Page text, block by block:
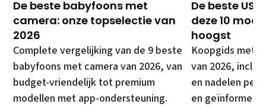
De beste babyfoons met
camera: onze topselectie van
2026
Complete vergelijking van de 9 beste
babyfoons met camera van 2026, van
budget-vriendelijk tot premium
modellen met app-ondersteuning.
De beste
deze 10
hoogst
Koopgids met
van 2026,
en nadelen per
en